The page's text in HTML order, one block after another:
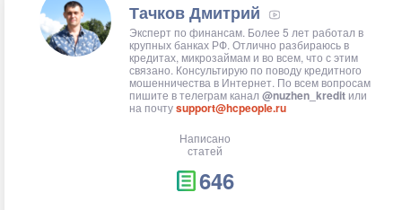
Тачков Дмитрий
Эксперт по финансам. Более 5 лет работал в
крупных банках РФ. Отлично разбираюсь в
кредитах, микрозаймам и во всем, что с этим
связано. Консультирую по поводу кредитного
мошенничества в Интернет. По всем вопросам
пишите в телеграм канал @nuzhen_kredit или
на почтуsupport@hcpeople.ru
Написано
статей
646